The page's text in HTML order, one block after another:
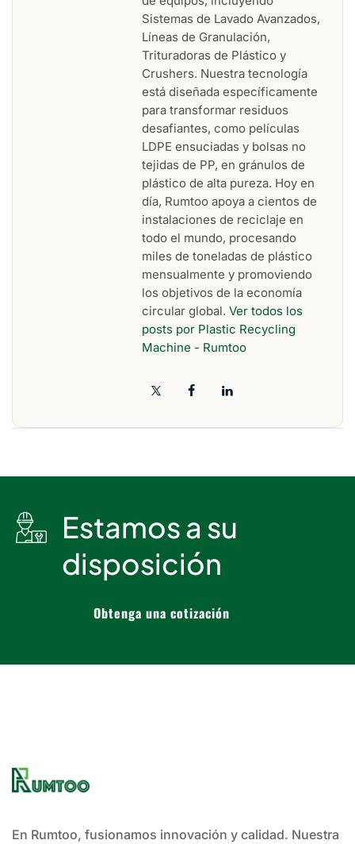
Sistemas de Lavado Avanzados,
Líneas de Granulación,
Trituradoras de Plástico y
Crushers. Nuestra tecnología
está diseñada específicamente
para transformar residuos
desafiantes, como películas
LDPE ensuciadas y bolsas no
tejidas de PP, en gránulos de
plástico de alta pureza. Hoy en
día, Rumtoo apoya a cientos de
instalaciones de reciclaje en
todo el mundo, procesando
miles de toneladas de plástico
mensualmente y promoviendo
los objetivos de la economía
circular global. Ver todos los
posts por Plastic Recycling
Machine - Rumtoo
Estamos a su
disposición
Obtenga una cotización
En Rumtoo, fusionamos innovación y calidad. Nuestra